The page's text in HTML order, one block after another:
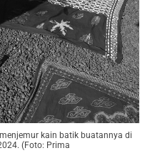
kain batik buatannya di
(Foto: Prima